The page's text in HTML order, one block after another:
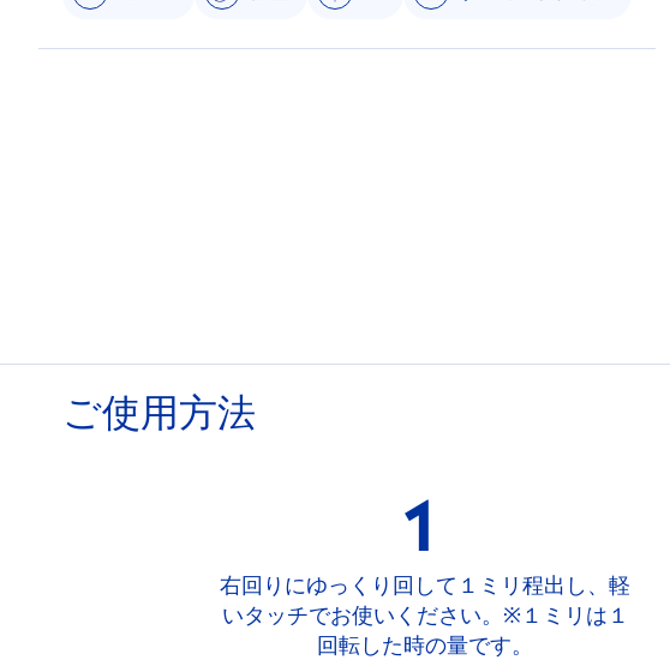
ご使用方法
1
右回りにゆっくり回して１ミリ程出し、軽
いタッチでお使いください。※１ミリは１
回転した時の量です。